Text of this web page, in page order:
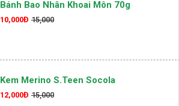
Bánh Bao Nhân Khoai Môn 70g
10,000Đ 15,000
Kem Merino S.teen Socola
12,000Đ 15,000